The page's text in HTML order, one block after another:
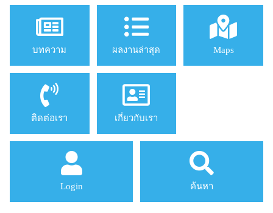
บทความ ผลงานล่าสุด Maps
ติดต่อเรา เกี่ยวกับเรา
Login ค้นหา